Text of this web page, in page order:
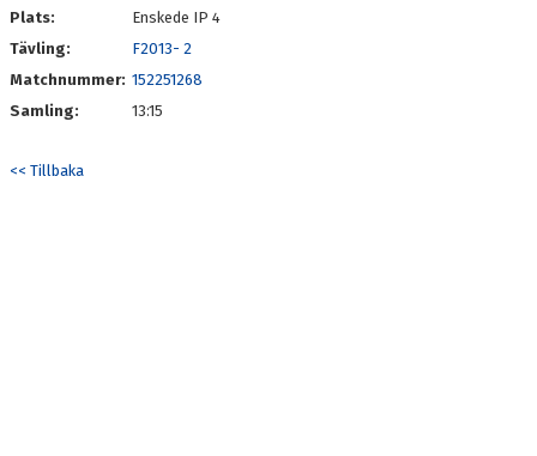
Plats:
Enskede IP 4
Tävling:
F2013- 2
Matchnummer: 152251268
Samling:
13:15
<< Tillbaka